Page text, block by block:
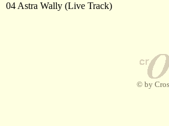
04 Astra Wally (Live Track)
© by